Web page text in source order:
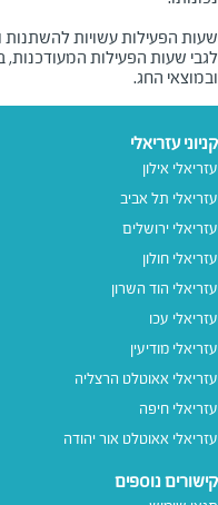
שעות הפעילות עשויות להשתנות
לגבי שעות הפעילות
ובמוצאי החג.
קניוני עזריאלי
עזריאלי אילון
עזריאלי תל אביב
עזריאלי ירושלים
עזריאלי חולון
עזריאלי הוד השרון
עזריאלי עכו
עזריאלי מודיעין
עזריאלי אאוטלט הרצליה
עזריאלי חיפה
עזריאלי אאוטלט אור יהודה
קישורים נוספים